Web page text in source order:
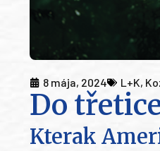
8 mája, 2024 L+K,
Do
Kterak